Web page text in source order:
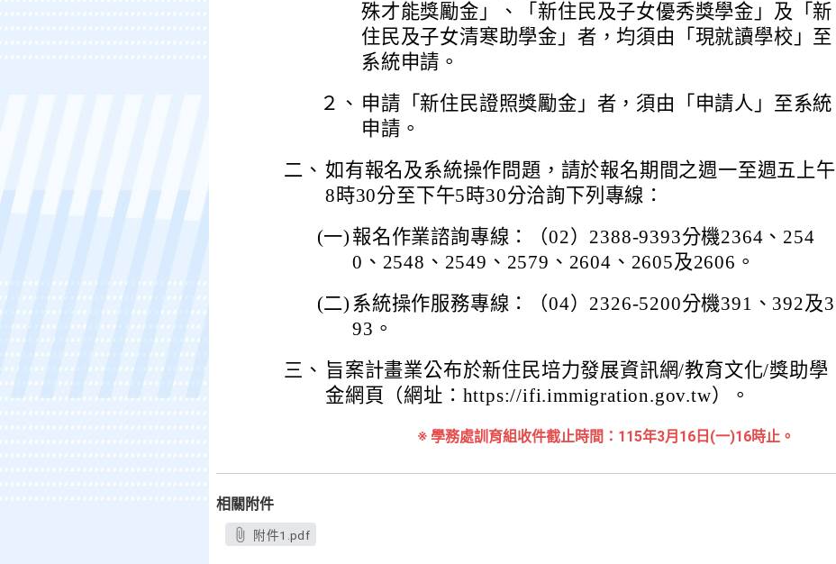
殊才能獎勵金」、「新住民及子女優秀獎學金」及「新
住民及子女清寒助學金」者，均須由「現就讀學校」至
系統申請。
２、 申請「新住民證照獎勵金」者，須由「申請人」至系統
申請。
二、 如有報名及系統操作問題，請於報名期間之週一至週五上午
8時30分至下午5時30分洽詢下列專線：
(一) 報名作業諮詢專線：（02）2388-9393分機2364、254
0、2548、2549、2579、2604、2605及2606。
(二) 系統操作服務專線：（04）2326-5200分機391、392及3
93。
三、 旨案計畫業公布於新住民培力發展資訊網/教育文化/獎助學
金網頁（網址：https://ifi.immigration.gov.tw）。
※ 學務處訓育組收件截止時間：115年3月16日(一)16時止。
相關附件
附件1.pdf